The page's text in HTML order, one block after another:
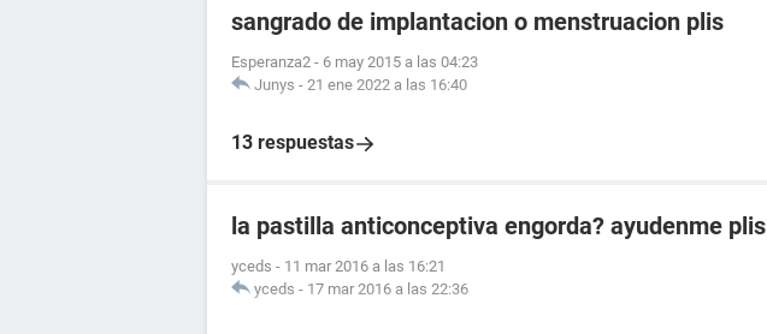
sangrado de implantacion o menstruacion plis
Esperanza2 - 6 may 2015 a las 04:23
Junys - 21 ene 2022 a las 16:40
13 respuestas
la pastilla anticonceptiva engorda? ayudenme plis
yceds - 11 mar 2016 a las 16:21
yceds - 17 mar 2016 a las 22:36